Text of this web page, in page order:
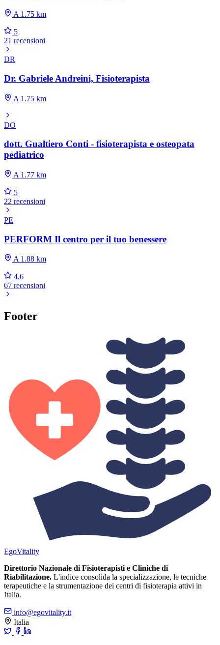
A 1.75 km
5
21 recensioni
DR
Dr. Gabriele Andreini, Fisioterapista
A 1.75 km
DO
dott. Gualtiero Conti - fisioterapista e osteopata
pediatrico
A 1.77 km
5
22 recensioni
PE
PERFORM Il centro per il tuo benessere
A 1.88 km
4.6
67 recensioni
Footer
EgoVitality
Direttorio Nazionale di Fisioterapisti e Cliniche di
Riabilitazione. L'indice consolida la specializzazione, le tecniche
terapeutiche e la strumentazione dei centri di fisioterapia attivi in
Italia.
info@egovitality.it
Italia